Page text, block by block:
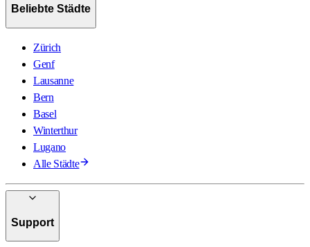
Beliebte Städte
Zürich
Genf
Lausanne
Bern
Basel
Winterthur
Lugano
Alle Städte
Support